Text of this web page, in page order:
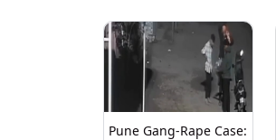
Pune Gang-Rape Case: